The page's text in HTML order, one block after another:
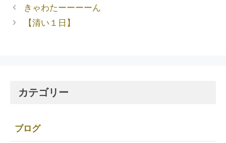
きゃわたーーーーん
【清い１日】
カテゴリー
ブログ